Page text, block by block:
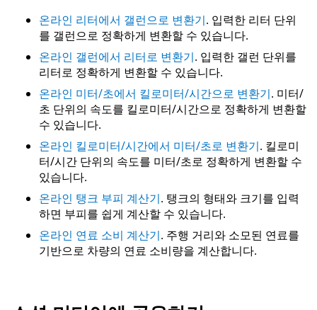
온라인 리터에서 갤런으로 변환기. 입력한 리터 단위
를 갤런으로 정확하게 변환할 수 있습니다.
온라인 갤런에서 리터로 변환기. 입력한 갤런 단위를
리터로 정확하게 변환할 수 있습니다.
온라인 미터/초에서 킬로미터/시간으로 변환기. 미터/
초 단위의 속도를 킬로미터/시간으로 정확하게 변환할
수 있습니다.
온라인 킬로미터/시간에서 미터/초로 변환기. 킬로미
터/시간 단위의 속도를 미터/초로 정확하게 변환할 수
있습니다.
온라인 탱크 부피 계산기. 탱크의 형태와 크기를 입력
하면 부피를 쉽게 계산할 수 있습니다.
온라인 연료 소비 계산기. 주행 거리와 소모된 연료를
기반으로 차량의 연료 소비량을 계산합니다.